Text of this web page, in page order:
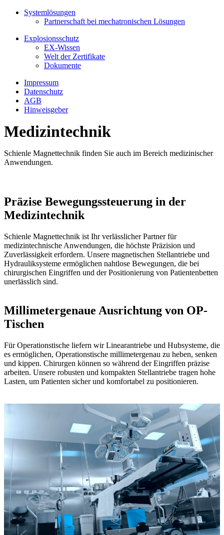
Systemlösungen
Partnerschaft bei mechatronischen Lösungen
Explosionsschutz
EX-Wissen
Welt der Zertifikate
Dokumente
Impressum
Datenschutz
AGB
Hinweisgeber
Medizintechnik
Schienle Magnettechnik finden Sie auch im Bereich medizinischer
Anwendungen.
Präzise Bewegungssteuerung in der
Medizintechnik
Schienle Magnettechnik ist Ihr verlässlicher Partner für
medizintechnische Anwendungen, die höchste Präzision und
Zuverlässigkeit erfordern. Unsere magnetischen Stellantriebe und
Hydrauliksysteme ermöglichen nahtlose Bewegungen, die bei
chirurgischen Eingriffen und der Positionierung von Patientenbetten
unerlässlich sind.
Millimetergenaue Ausrichtung von OP-
Tischen
Für Operationstische liefern wir Linearantriebe und Hubsysteme, die
es ermöglichen, Operationstische millimetergenau zu heben, senken
und kippen. Chirurgen können so während der Eingriffen präzise
arbeiten. Unsere robusten und kompakten Stellantriebe tragen hohe
Lasten, um Patienten sicher und komfortabel zu positionieren.